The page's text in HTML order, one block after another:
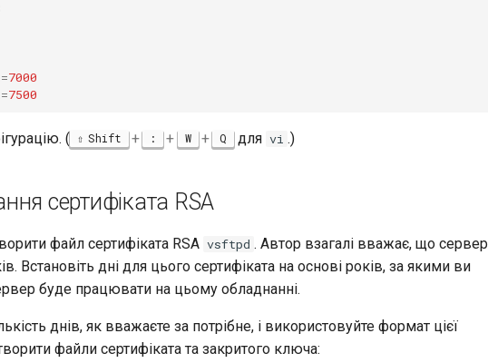
=7000
=7500
( Shift + : + W + Q для vi .)
сертифіката RSA
файл сертифіката RSA vsftpd . Автор взагалі вважає, що сервер
Встановіть дні для цього сертифіката на основі років, за якими ви
буде працювати на цьому обладнанні.
днів, як вважаєте за потрібне, і використовуйте формат цієї
файли сертифіката та закритого ключа: